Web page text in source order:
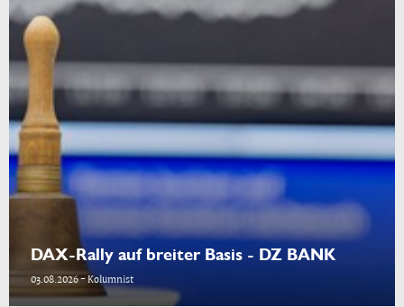
DAX-Rally auf breiter Basis - DZ BANK
03.08.2026 - Kolumnist